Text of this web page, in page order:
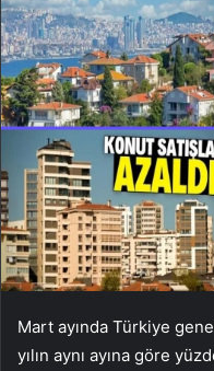
Mart ayında Türkiye
yılın aynı ayına göre